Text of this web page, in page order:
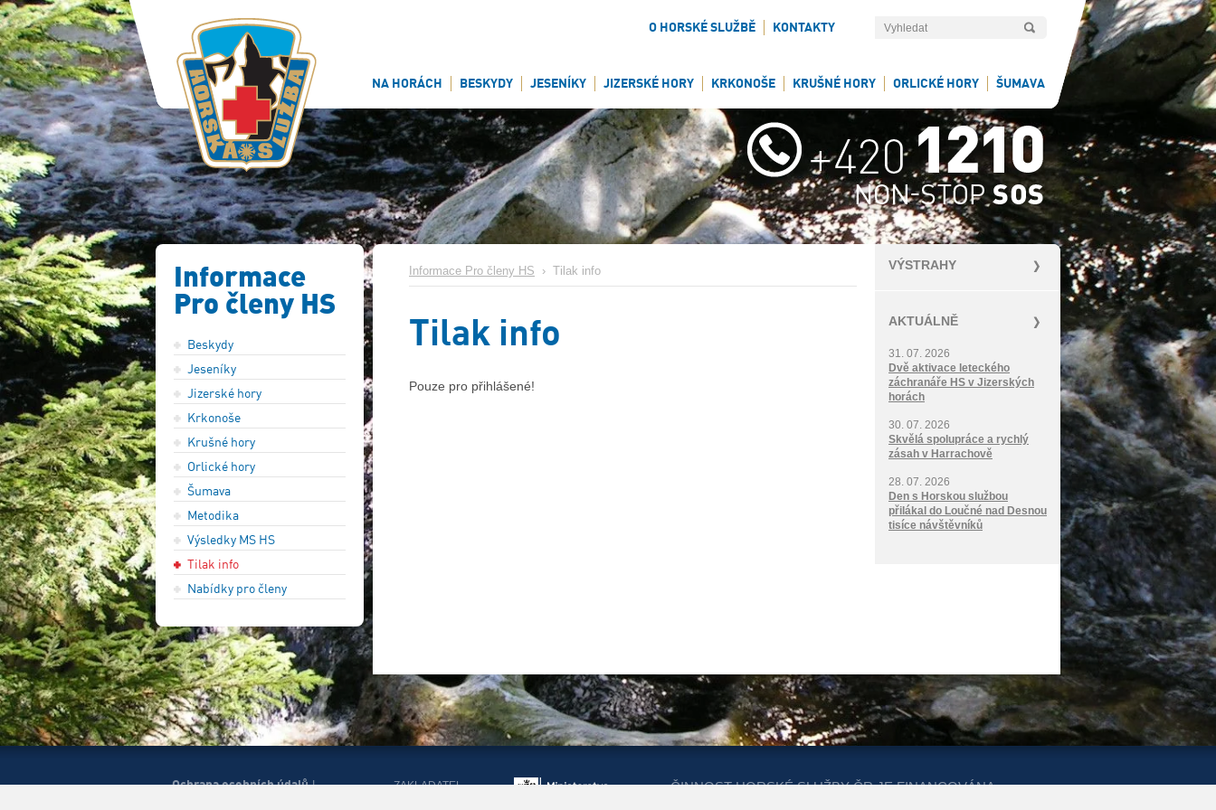
O HORSKÉ SLUŽBĚ KONTAKTY
NA HORÁCH BESKYDY JESENÍKY JIZERSKÉ HORY KRKONOŠE KRUŠNÉ HORY ORLICKÉ HORY ŠUMAVA
Informace
Pro členy HS
Beskydy
Jeseníky
Jizerské hory
Krkonoše
Krušné hory
Orlické hory
Šumava
Metodika
Výsledky MS HS
Tilak info
Nabídky pro členy
VÝSTRAHY
AKTUÁLNĚ
31. 07. 2026
Dvě aktivace leteckého
záchranáře HS v Jizerských
horách
30. 07. 2026
Skvělá spolupráce a rychlý
zásah v Harrachově
28. 07. 2026
Den s Horskou službou
přilákal do Loučné nad Desnou
tisíce návštěvníků
Informace Pro členy HS › Tilak info
Tilak info
Pouze pro přihlášené!
Ochrana osobních údajů|
ZAKLADATEL
ČINNOST HORSKÉ SLUŽBY ČR JE FINANCOVÁNA